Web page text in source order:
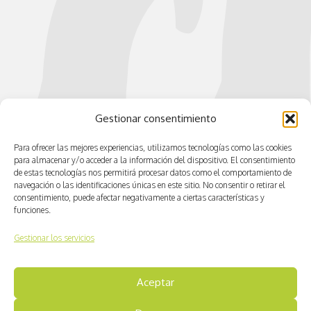
Gestionar consentimiento
Para ofrecer las mejores experiencias, utilizamos tecnologías como las cookies
para almacenar y/o acceder a la información del dispositivo. El consentimiento
de estas tecnologías nos permitirá procesar datos como el comportamiento de
navegación o las identificaciones únicas en este sitio. No consentir o retirar el
consentimiento, puede afectar negativamente a ciertas características y
funciones.
Gestionar los servicios
Aceptar